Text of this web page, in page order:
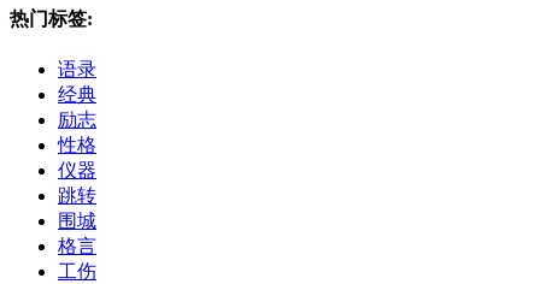
热门标签:
语录
经典
励志
性格
仪器
跳转
围城
格言
工伤